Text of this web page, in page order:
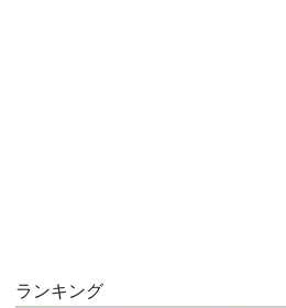
ランキング